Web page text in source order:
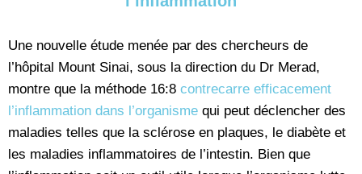
Une nouvelle étude menée par des chercheurs de
l’hôpital Mount Sinai, sous la direction du Dr Merad,
montre que la méthode 16:8 contrecarre efficacement
l’inflammation dans l’organisme qui peut déclencher des
maladies telles que la sclérose en plaques, le diabète et
les maladies inflammatoires de l’intestin. Bien que